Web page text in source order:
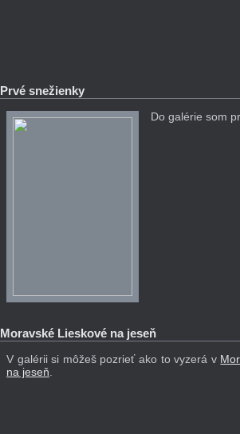
Prvé snežienky
Do galérie som
Moravské Lieskové na jeseň
V galérii si môžeš pozrieť ako to vyzerá v
na jeseň